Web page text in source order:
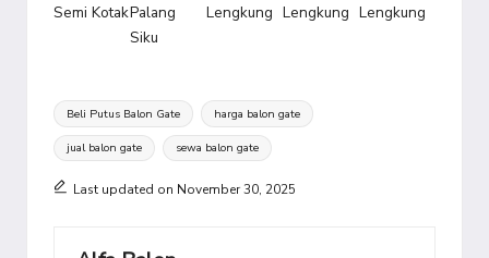
Semi KotakPalang
Siku
Lengkung Lengkung Lengkung
Tags:
Beli Putus Balon Gate harga balon gate
jual balon gate sewa balon gate
Last updated on November 30, 2025